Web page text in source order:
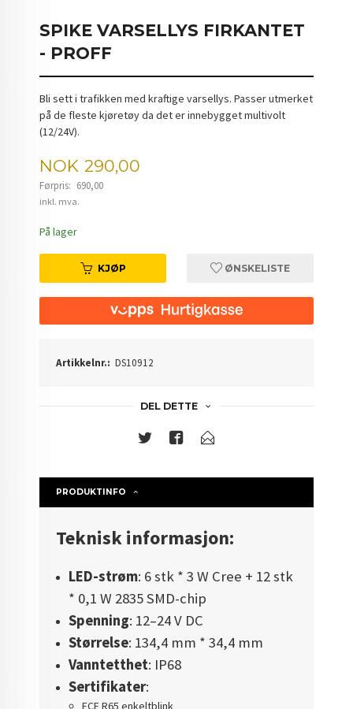
SPIKE VARSELLYS FIRKANTET
- PROFF
Bli sett i trafikken med kraftige varsellys. Passer utmerket
på de fleste kjøretøy da det er innebygget multivolt
(12/24V).
Tilbud
NOK 290,00
Førpris: 690,00
Rabatt
inkl. mva.
På lager
KJØP ØNSKELISTE
Artikkelnr.: DS10912
DEL DETTE
PRODUKTINFO
Teknisk informasjon:
LED-strøm: 6 stk * 3 W Cree + 12 stk
* 0,1 W 2835 SMD-chip
Spenning: 12–24 V DC
Størrelse: 134,4 mm * 34,4 mm
Vanntetthet: IP68
Sertifikater:
ECE R65 enkeltblink